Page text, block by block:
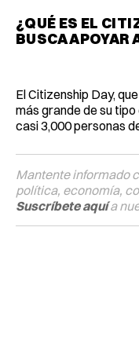
¿QUÉ ES EL
BUSCA APOYAR
El Citizenship Day,
más grande de su
casi 3,000 personas
Mantente informado
política, economía,
Suscríbete aquía